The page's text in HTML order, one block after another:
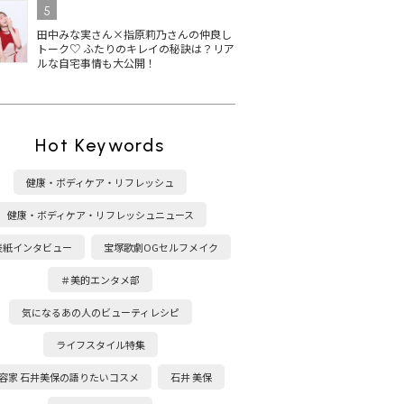
5
田中みな実さん×指原莉乃さんの仲良し
トーク♡ ふたりのキレイの秘訣は？リア
ルな自宅事情も大公開！
Hot Keywords
健康・ボディケア・リフレッシュ
健康・ボディケア・リフレッシュニュース
インタビュー 宝塚歌劇OGセルフメイク
＃美的エンタメ部
気になるあの人のビューティレシピ
ライフスタイル特集
家 石井美保の語りたいコスメ 石井 美保